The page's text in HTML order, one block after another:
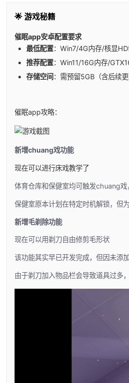
🌟 游戏秘籍
催眠app安卓配置要求
​最低配置​：Win7/4G内存/核显
​推荐配置​：Win11/16G内存/
​存储空间​ ：需预留5GB（含后续更
催眠app攻略：
新增chuang戏功能
现在可以进行床戏教学了
体育仓库和保健室均可触发chuang
保健室原本计划在特定时机解锁，但
新增毛剃除功能
现在可以用剃刀自由修剪毛形状
该功能其实早已开发完成，但因未添
由于剃刀加入物品栏会导致道具过多